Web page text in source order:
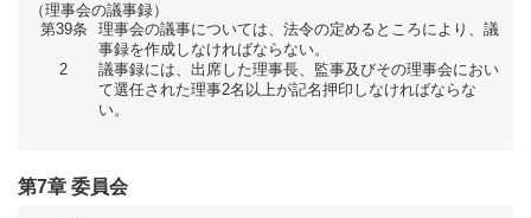
（理事会の議事録）
第39条
理事会の議事については、法令の定めるところにより、議
事録を作成しなければならない。
2
議事録には、出席した理事長、監事及びその理事会におい
て選任された理事2名以上が記名押印しなければならな
い。
第7章 委員会